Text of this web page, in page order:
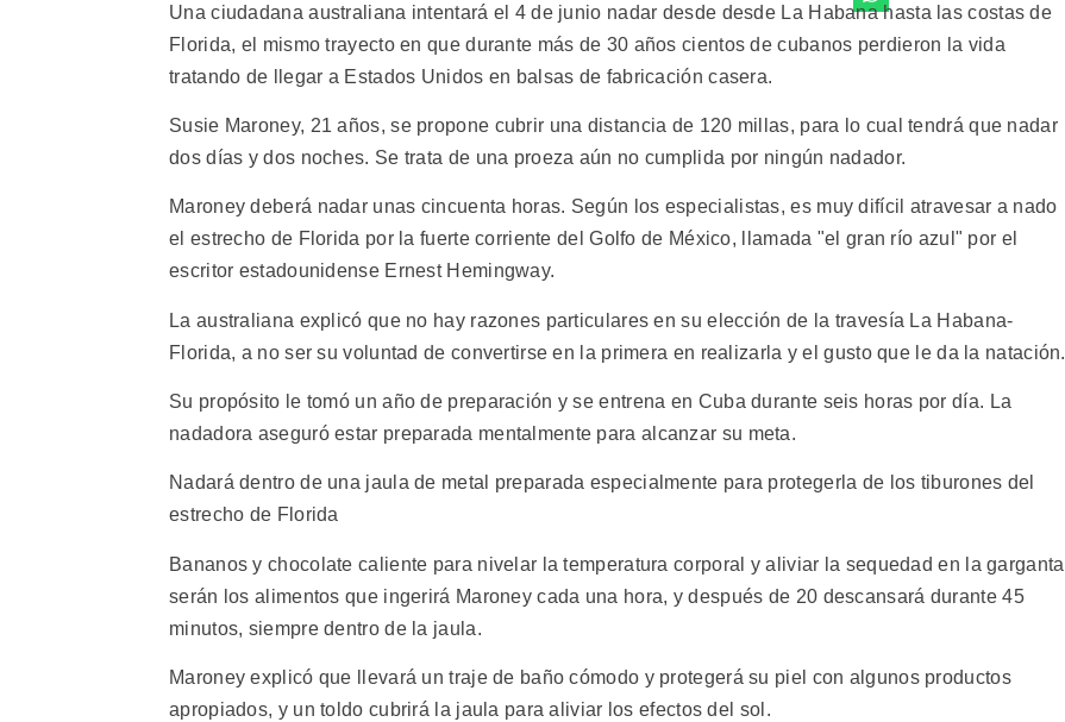
Una ciudadana australiana intentará el 4 de junio nadar desde desde La Habana hasta las costas de
Florida, el mismo trayecto en que durante más de 30 años cientos de cubanos perdieron la vida
tratando de llegar a Estados Unidos en balsas de fabricación casera.
Susie Maroney, 21 años, se propone cubrir una distancia de 120 millas, para lo cual tendrá que nadar
dos días y dos noches. Se trata de una proeza aún no cumplida por ningún nadador.
Maroney deberá nadar unas cincuenta horas. Según los especialistas, es muy difícil atravesar a nado
el estrecho de Florida por la fuerte corriente del Golfo de México, llamada "el gran río azul" por el
escritor estadounidense Ernest Hemingway.
La australiana explicó que no hay razones particulares en su elección de la travesía La Habana-
Florida, a no ser su voluntad de convertirse en la primera en realizarla y el gusto que le da la natación.
Su propósito le tomó un año de preparación y se entrena en Cuba durante seis horas por día. La
nadadora aseguró estar preparada mentalmente para alcanzar su meta.
Nadará dentro de una jaula de metal preparada especialmente para protegerla de los tiburones del
estrecho de Florida
Bananos y chocolate caliente para nivelar la temperatura corporal y aliviar la sequedad en la garganta
serán los alimentos que ingerirá Maroney cada una hora, y después de 20 descansará durante 45
minutos, siempre dentro de la jaula.
Maroney explicó que llevará un traje de baño cómodo y protegerá su piel con algunos productos
apropiados, y un toldo cubrirá la jaula para aliviar los efectos del sol.